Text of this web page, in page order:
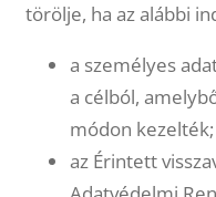
törölje, ha az alábbi
a személyes
a célból,
módon kezelték;
az Érintett